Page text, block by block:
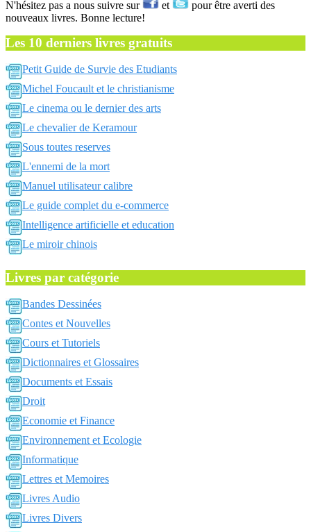
N'hésitez pas a nous suivre sur et
pour être averti des
nouveaux livres. Bonne lecture!
Les 10 derniers livres gratuits
Petit Guide de Survie des Etudiants
Michel Foucault et le christianisme
Le cinema ou le dernier des arts
Le chevalier de Keramour
Sous toutes reserves
L'ennemi de la mort
Manuel utilisateur calibre
Le guide complet du e-commerce
Intelligence artificielle et education
Le miroir chinois
Livres par catégorie
Bandes Dessinées
Contes et Nouvelles
Cours et Tutoriels
Dictionnaires et Glossaires
Documents et Essais
Droit
Economie et Finance
Environnement et Ecologie
Informatique
Lettres et Memoires
Livres Audio
Livres Divers